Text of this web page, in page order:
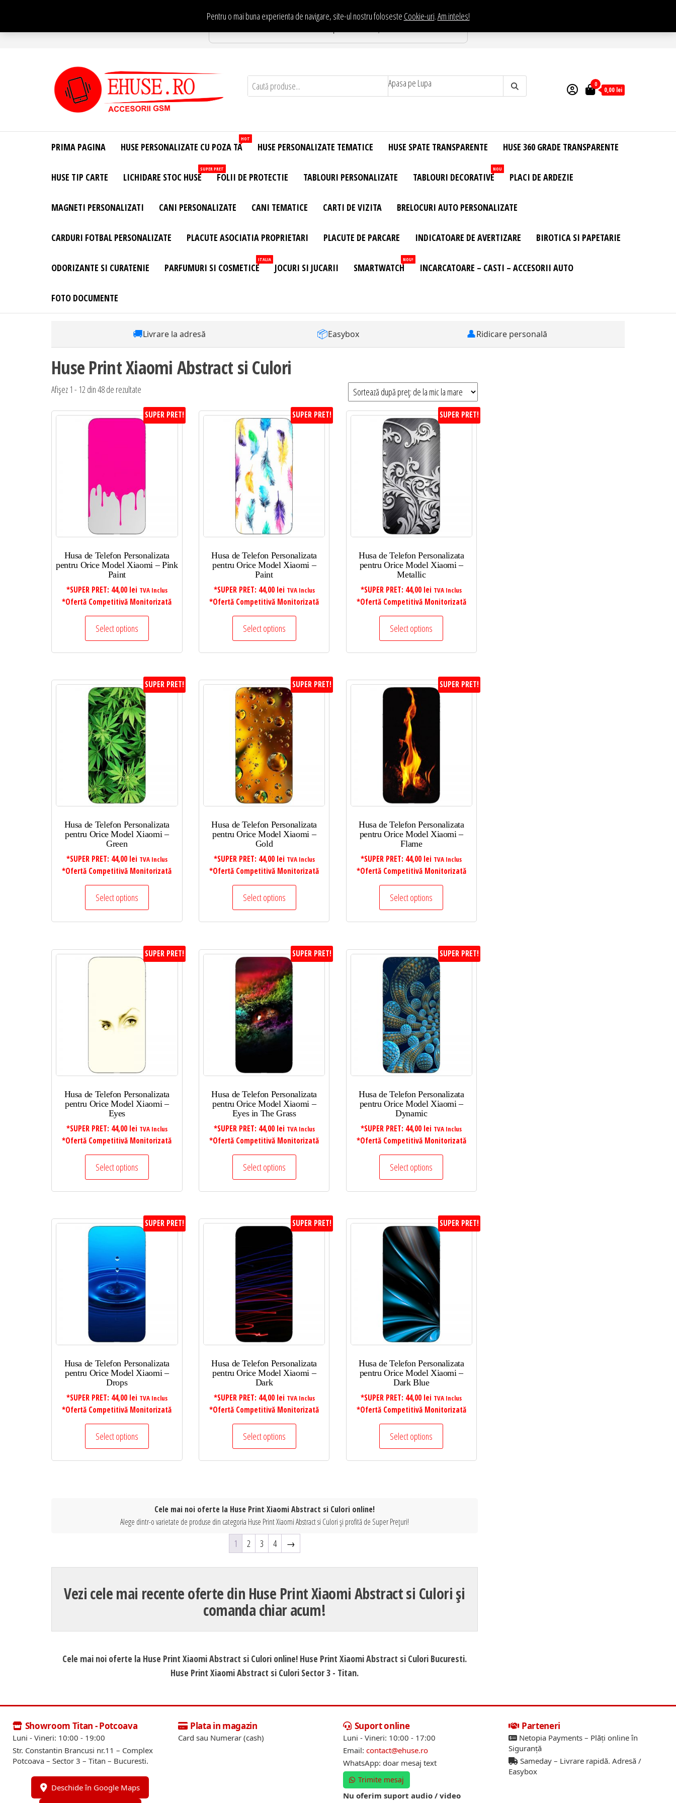
conținut
Pentru o mai buna experienta de navigare, site-ul nostru foloseste Cookie-uri.Am inteles!
Te asteptam in Showroom eHuse.ro
Site Oficial .
Huse
Personalizate
Huse
Personalizate
Telefon –
– Accesorii
Apasa pe Lupa 0
0,00 lei
PRIMA PAGINA HUSE PERSONALIZATE CU POZA TA
HOT
HUSE PERSONALIZATE TEMATICE HUSE SPATE TRANSPARENTE HUSE 360 GRADE TRANSPARENTE
HUSE TIP CARTE LICHIDARE STOC HUSE
SUPER PRET
FOLII DE PROTECTIE TABLOURI PERSONALIZATE TABLOURI DECORATIVE
NOU
PLACI DE ARDEZIE
MAGNETI PERSONALIZATI CANI PERSONALIZATE CANI TEMATICE CARTI DE VIZITA BRELOCURI AUTO PERSONALIZATE
CARDURI FOTBAL PERSONALIZATE PLACUTE ASOCIATIA PROPRIETARI PLACUTE DE PARCARE INDICATOARE DE AVERTIZARE BIROTICA SI PAPETARIE
ODORIZANTE SI CURATENIE PARFUMURI SI COSMETICE
ITALIA
JOCURI SI JUCARII SMARTWATCH
NOU!
INCARCATOARE – CASTI – ACCESORII AUTO
FOTO DOCUMENTE
🚚Livrare la adresă 📦Easybox 👤Ridicare personală
Huse Print Xiaomi Abstract si Culori
Afișez 1 - 12 din 48 de rezultate
preț:
de
la
mic
mare
SUPER PRET!
Husa de Telefon Personalizata
pentru Orice Model Xiaomi – Pink
Paint
*SUPER PRET: 44,00 lei TVA Inclus
*Ofertă Competitivă Monitorizată
Select options
SUPER PRET!
Husa de Telefon Personalizata
pentru Orice Model Xiaomi –
Paint
*SUPER PRET: 44,00 lei TVA Inclus
*Ofertă Competitivă Monitorizată
Select options
SUPER PRET!
Husa de Telefon Personalizata
pentru Orice Model Xiaomi –
Metallic
*SUPER PRET: 44,00 lei TVA Inclus
*Ofertă Competitivă Monitorizată
Select options
SUPER PRET!
Husa de Telefon Personalizata
pentru Orice Model Xiaomi –
Green
*SUPER PRET: 44,00 lei TVA Inclus
*Ofertă Competitivă Monitorizată
Select options
SUPER PRET!
Husa de Telefon Personalizata
pentru Orice Model Xiaomi –
Gold
*SUPER PRET: 44,00 lei TVA Inclus
*Ofertă Competitivă Monitorizată
Select options
SUPER PRET!
Husa de Telefon Personalizata
pentru Orice Model Xiaomi –
Flame
*SUPER PRET: 44,00 lei TVA Inclus
*Ofertă Competitivă Monitorizată
Select options
SUPER PRET!
Husa de Telefon Personalizata
pentru Orice Model Xiaomi –
Eyes
*SUPER PRET: 44,00 lei TVA Inclus
*Ofertă Competitivă Monitorizată
Select options
SUPER PRET!
Husa de Telefon Personalizata
pentru Orice Model Xiaomi –
Eyes in The Grass
*SUPER PRET: 44,00 lei TVA Inclus
*Ofertă Competitivă Monitorizată
Select options
SUPER PRET!
Husa de Telefon Personalizata
pentru Orice Model Xiaomi –
Dynamic
*SUPER PRET: 44,00 lei TVA Inclus
*Ofertă Competitivă Monitorizată
Select options
SUPER PRET!
Husa de Telefon Personalizata
pentru Orice Model Xiaomi –
Drops
*SUPER PRET: 44,00 lei TVA Inclus
*Ofertă Competitivă Monitorizată
Select options
SUPER PRET!
Husa de Telefon Personalizata
pentru Orice Model Xiaomi –
Dark
*SUPER PRET: 44,00 lei TVA Inclus
*Ofertă Competitivă Monitorizată
Select options
SUPER PRET!
Husa de Telefon Personalizata
pentru Orice Model Xiaomi –
Dark Blue
*SUPER PRET: 44,00 lei TVA Inclus
*Ofertă Competitivă Monitorizată
Select options
Cele mai noi oferte la Huse Print Xiaomi Abstract si Culori online!
Alege dintr-o varietate de produse din categoria Huse Print Xiaomi Abstract si Culori și profită de Super Prețuri!
1 2 3 4 →
Vezi cele mai recente oferte din Huse Print Xiaomi Abstract si Culori și
comanda chiar acum!
Cele mai noi oferte la Huse Print Xiaomi Abstract si Culori online! Huse Print Xiaomi Abstract si Culori Bucuresti.
Huse Print Xiaomi Abstract si Culori Sector 3 - Titan.
Showroom Titan - Potcoava
Luni - Vineri: 10:00 - 19:00
Str. Constantin Brancusi nr.11 – Complex
Potcoava – Sector 3 – Titan – Bucuresti.
Deschide în Google Maps
Plata in magazin
Card sau Numerar (cash)
Suport online
Luni - Vineri: 10:00 - 17:00
Email: contact@ehuse.ro
WhatsApp: doar mesaj text
Trimite mesaj
Nu oferim suport audio / video
Parteneri
Netopia Payments – Plăți online în
Siguranță
Sameday – Livrare rapidă. Adresă /
Easybox